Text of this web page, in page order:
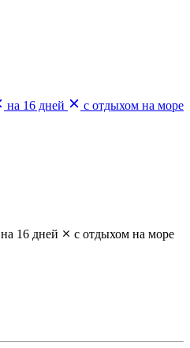
на 16 дней с отдыхом на море
на 16 дней с отдыхом на море